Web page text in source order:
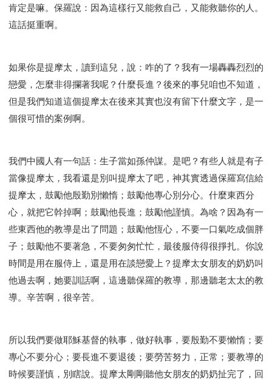
肯定是嘛。保羅說：因為這樣行又能救自己，又能救聽你的人。
這話挺重啊。
如果你是提摩太，讀到這兒，說：咋的了？我有一場轟轟烈烈的
戀愛，怎麼非得攔著我呢？什麼長進？後來的事兒咱也不知道，
但是我們知道這個提摩太在後來其實也沒有留下什麼文字，是一
個很可惜的案例啊。
我們中國人有一句話：生子當如孫仲謀。是吧？有些人就是有子
當像提摩太，我看還是別叫提摩太了吧，神其實透過保羅寫信給
提摩太，鼓勵他殷勤別懶惰；鼓勵他專心別分心。什麼東西分
心，就把它幹掉啊；鼓勵他長進；鼓勵他謹慎。為啥？因為有一
些東西他的教導是出了問題；鼓勵他恆心，不要一口氣吃成個胖
子；鼓勵他不要著急，不要匆匆忙忙，最後服侍得很掙扎。你說
時間是用在服侍上，還是用在談戀愛上？提摩太女朋友的奶奶叫
他過去啊，她要訓話啊，這邊聽保羅的教導，那邊聽老太太的教
導。辛苦啊，很辛苦。
所以我們要做耶穌基督的執事，做好執事，要殷勤不要懶惰；要
專心不要分心；要長進不要退後；要勞苦努力，正常；要教導的
時候要謹慎，別瞎說。提摩太剛剛聽他女朋友的奶奶扯完了，回